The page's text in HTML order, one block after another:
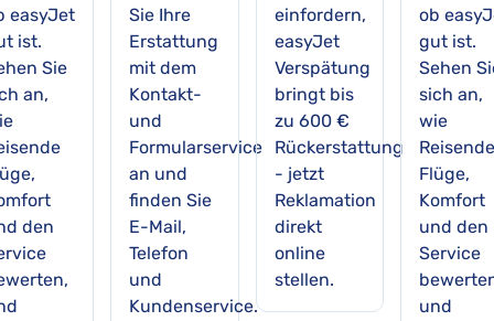
easyJet
ist.
Sie
an,
den
Sie Ihre
Erstattung
mit dem
Kontakt-
und
Formularservice
an und
finden Sie
E-Mail,
Telefon
und
Kundenservice.
einfordern,
easyJet
Verspätung
bringt bis
zu 600 €
Rückerstattung
- jetzt
Reklamation
direkt
online
stellen.
ob
gut ist.
Sehen
sich an,
wie
Reisende
Flüge,
Komfort
und den
Service
und